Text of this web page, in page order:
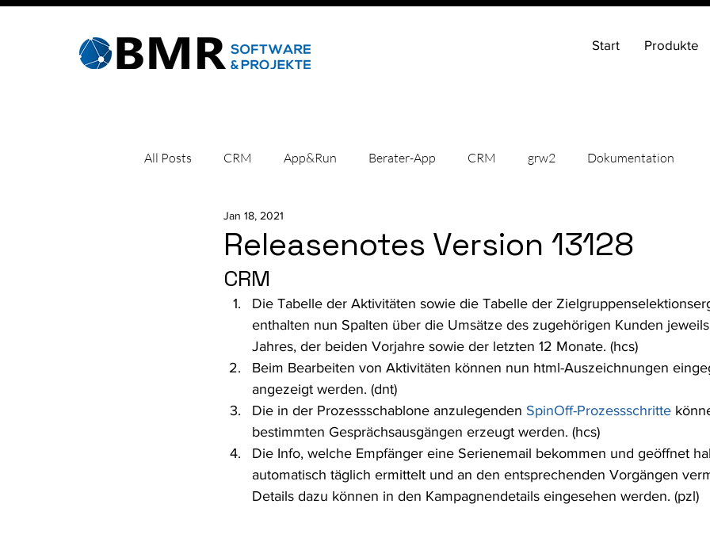
Start Produkte
All Posts CRM App&Run Berater-App CRM grw2 Dokumentation
Fehlercodes Kacheln einrichten
Releasenotes Version 13128
Jan 18, 2021
CRM
Die Tabelle der Aktivitäten sowie die Tabelle der
enthalten nun Spalten über die Umsätze des zugehörigen Kunden
Jahres, der beiden Vorjahre sowie der letzten 12 Monate. (hcs)
Beim Bearbeiten von Aktivitäten können nun html-Auszeichnungen
angezeigt werden. (dnt)
Die in der Prozessschablone anzulegenden SpinOff-Prozessschritte
bestimmten Gesprächsausgängen erzeugt werden. (hcs)
Die Info, welche Empfänger eine Serienemail bekommen und geöffnet
automatisch täglich ermittelt und an den entsprechenden Vorgängen
Details dazu können in den Kampagnendetails eingesehen werden. (pzl)